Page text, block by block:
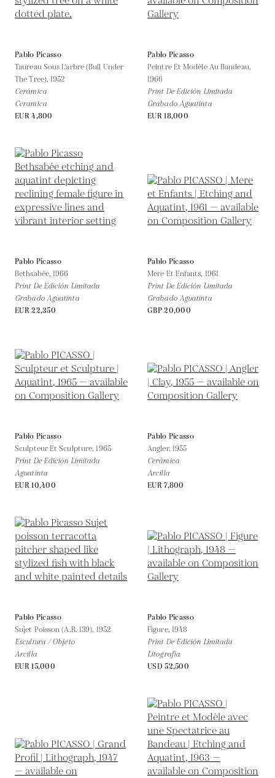
Pablo Picasso
Taureau Sous L'arbre (Bull Under
The Tree),1952
Cerámica
Ceramica
EUR 4,800
Pablo Picasso
Peintre Et Modèle Au Bandeau,
1966
Print De Edición Limitada
Grabado Aguatinta
EUR 18,000
Pablo Picasso
Bethsabée,1966
Print De Edición Limitada
Grabado Aguatinta
EUR 22,350
Pablo Picasso
Mere Et Enfants, 1961
Print De Edición Limitada
Grabado Aguatinta
GBP 20,000
Pablo Picasso
Sculpteur Et Sculpture,1965
Print De Edición Limitada
Aguatinta
EUR 10,400
Pablo Picasso
Angler, 1955
Cerámica
Arcilla
EUR 7,800
Pablo Picasso
Sujet Poisson (A.R. 139), 1952
Escultura / Objeto
Arcilla
EUR 15,000
Pablo Picasso
Figure, 1948
Print De Edición Limitada
Litografía
USD 52,500